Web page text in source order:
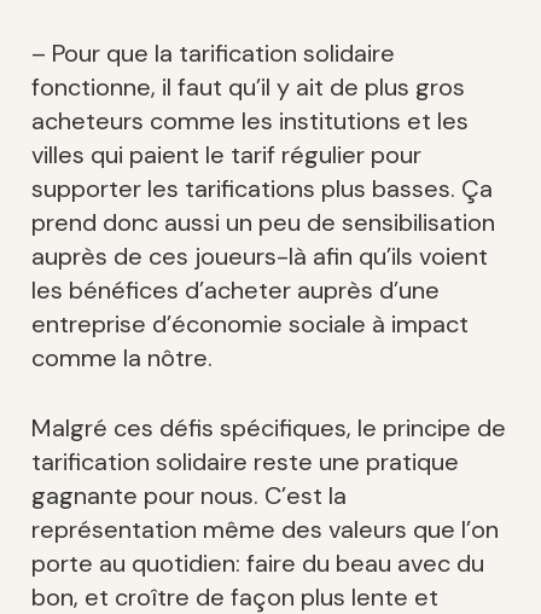
– Pour que la tarification solidaire
fonctionne, il faut qu’il y ait de plus gros
acheteurs comme les institutions et les
villes qui paient le tarif régulier pour
supporter les tarifications plus basses. Ça
prend donc aussi un peu de sensibilisation
auprès de ces joueurs-là afin qu’ils voient
les bénéfices d’acheter auprès d’une
entreprise d’économie sociale à impact
comme la nôtre.
Malgré ces défis spécifiques, le principe de
tarification solidaire reste une pratique
gagnante pour nous. C’est la
représentation même des valeurs que l’on
porte au quotidien: faire du beau avec du
bon, et croître de façon plus lente et